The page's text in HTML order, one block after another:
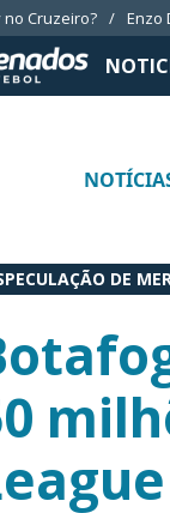
no Cruzeiro? Enzo
Notícias
Códigos
DE